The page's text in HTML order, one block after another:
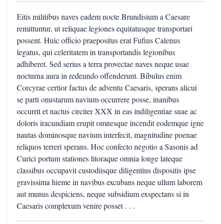
Eitis militibus naves eadem nocte Brundisium a Caesare
remittuntur, ut reliquae legiones equitatusque transportari
possent. Huic officio praepositus erat Fufius Calenus
legatus, qui celeritatem in transportandis legionibus
adhiberet. Sed serius a terra provectae naves neque usae
nocturna aura in redeundo offenderunt. Bibulus enim
Corcyrae certior factus de adventu Caesaris, sperans alicui
se parti onustarum navium occurrere posse, inanibus
occurrit et nactus circiter XXX in eas indiligentiae suae ac
doloris iracundiam erupit omnesque incendit eodemque igne
nautas dominosque navium interfecit, magnitudine poenae
reliquos terreri sperans. Hoc confecto negotio a Sasonis ad
Curici portum stationes litoraque omnia longe lateque
classibus occupavit custodiisque diligentius dispositis ipse
gravissima hieme in navibus excubans neque ullum laborem
aut munus despiciens, neque subsidium exspectans si in
Caesaris complexum venire posset . . .